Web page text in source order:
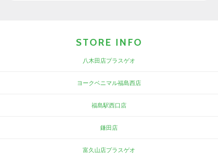
STORE INFO
八木田店プラスゲオ
ヨークベニマル福島西店
福島駅西口店
鎌田店
富久山店プラスゲオ